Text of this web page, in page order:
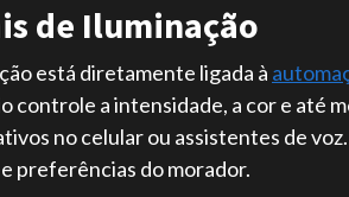
de Iluminação
está diretamente ligada à
controle a intensidade, a cor e até
no celular ou assistentes de
preferências do morador.